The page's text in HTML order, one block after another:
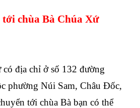
tới chùa Bà Chúa Xứ
địa chỉ ở số 132 đường
phường Núi Sam, Châu Đốc,
tới chùa Bà bạn có thể